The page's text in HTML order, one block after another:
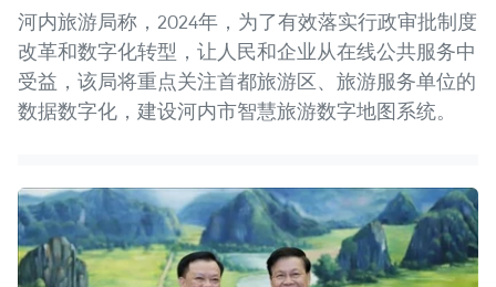
河内旅游局称，2024年，为了有效落实行政审批制度
改革和数字化转型，让人民和企业从在线公共服务中
受益，该局将重点关注首都旅游区、旅游服务单位的
数据数字化，建设河内市智慧旅游数字地图系统。